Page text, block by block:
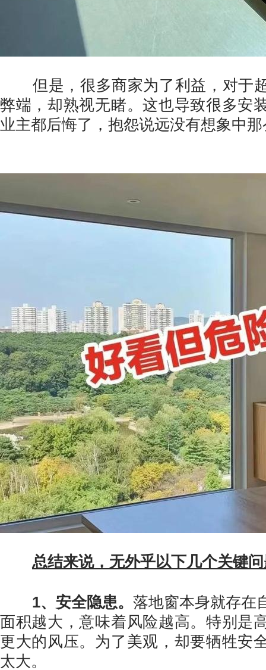
但是，很多商家为了利益，对于
弊端，却熟视无睹。这也导致很多安
业主都后悔了，抱怨说远没有想象中
总结来说，无外乎以下几个关键
1、安全隐患。 落地窗本身就存在
面积越大，意味着风险越高。特别是
更大的风压。为了美观，却要牺牲安
太大。